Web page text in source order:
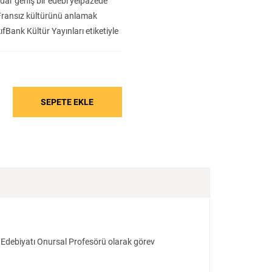
Tarih
kültürünü anlamak
Kültür Yayınları etiketiyle
ve kolay okunabilirliği
Onursal Profesörü olarak görev